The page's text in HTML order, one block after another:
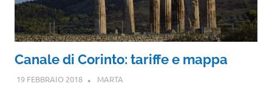
Canale di Corinto: tariffe e mappa
19 FEBBRAIO 2018 MARTA